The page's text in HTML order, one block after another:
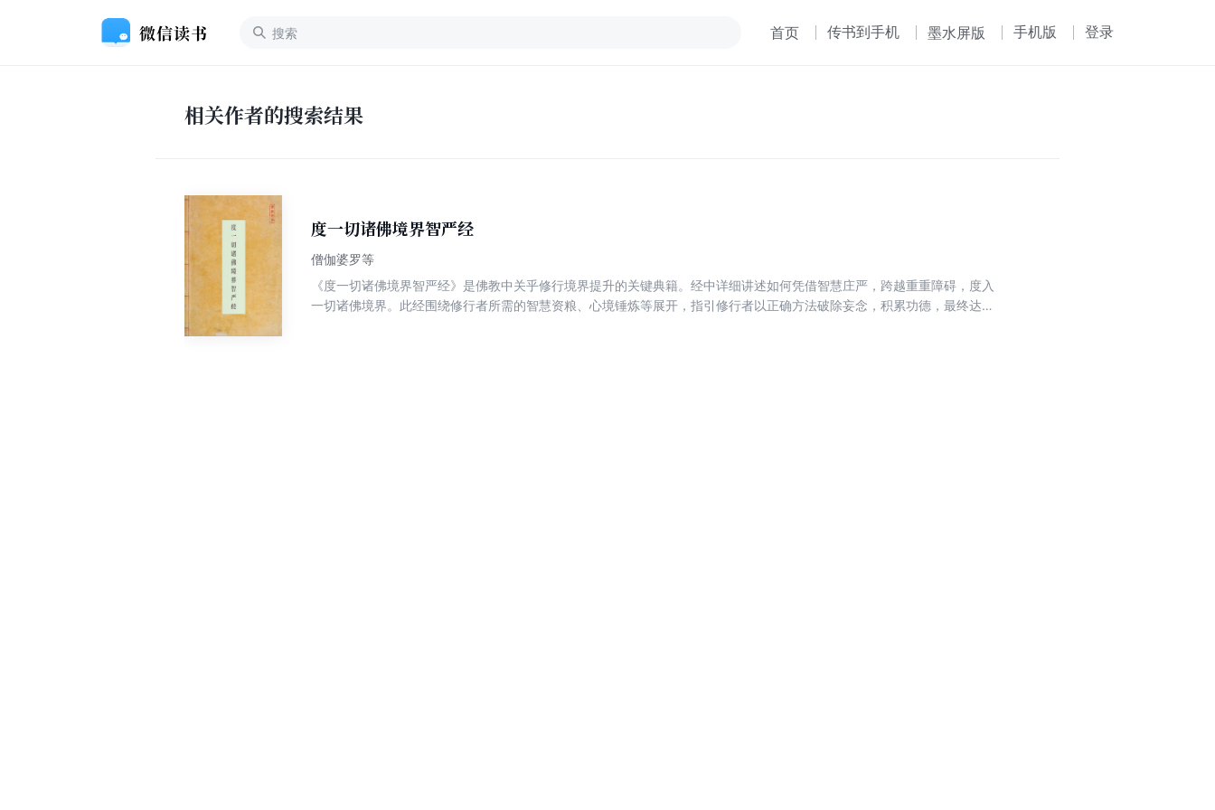
首页 传书到手机 墨水屏版 手机版 登录
相关作者的搜索结果
度一切诸佛境界智严经
僧伽婆罗等
《度一切诸佛境界智严经》是佛教中关乎修行境界提升的关键典籍。经中详细讲述如何凭借智慧庄严，跨越重重障碍，度入
一切诸佛境界。此经围绕修行者所需的智慧资粮、心境锤炼等展开，指引修行者以正确方法破除妄念，积累功德，最终达至